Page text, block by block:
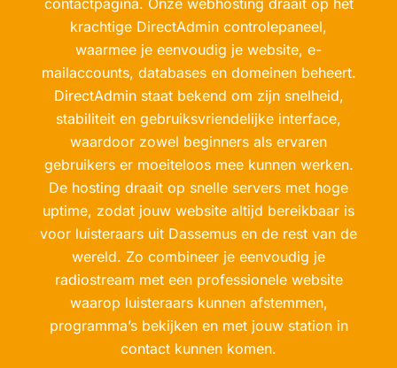
contactpagina. Onze webhosting draait op het
krachtige DirectAdmin controlepaneel,
waarmee je eenvoudig je website, e-
mailaccounts, databases en domeinen beheert.
DirectAdmin staat bekend om zijn snelheid,
stabiliteit en gebruiksvriendelijke interface,
waardoor zowel beginners als ervaren
gebruikers er moeiteloos mee kunnen werken.
De hosting draait op snelle servers met hoge
uptime, zodat jouw website altijd bereikbaar is
voor luisteraars uit Dassemus en de rest van de
wereld. Zo combineer je eenvoudig je
radiostream met een professionele website
waarop luisteraars kunnen afstemmen,
programma’s bekijken en met jouw station in
contact kunnen komen.